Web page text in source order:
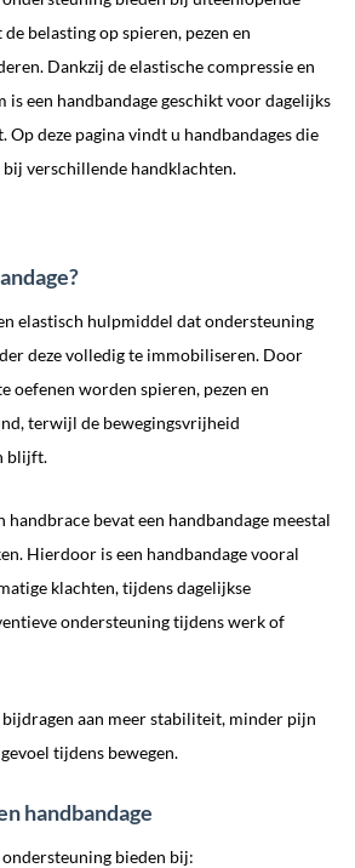
belasting op spieren, pezen en
Dankzij de elastische compressie en
een handbandage geschikt voor dagelijks
Op deze pagina vindt u handbandages die
verschillende handklachten.
elastisch hulpmiddel dat ondersteuning
deze volledig te immobiliseren. Door
oefenen worden spieren, pezen en
terwijl de bewegingsvrijheid
blijft.
handbrace bevat een handbandage meestal
Hierdoor is een handbandage vooral
klachten, tijdens dagelijkse
ondersteuning tijdens werk of
bijdragen aan meer stabiliteit, minder pijn
tijdens bewegen.
handbandage
ondersteuning bieden bij: